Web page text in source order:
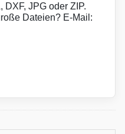
DXF, JPG oder ZIP.
Dateien? E-Mail: